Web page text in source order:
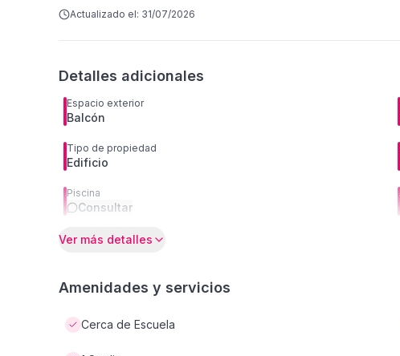
Actualizado el: 31/07/2026
Detalles adicionales
Espacio exterior
Balcón
Tipo de propiedad
Edificio
Piscina
Consultar
Ver más detalles
Amenidades y servicios
Cerca de Escuela